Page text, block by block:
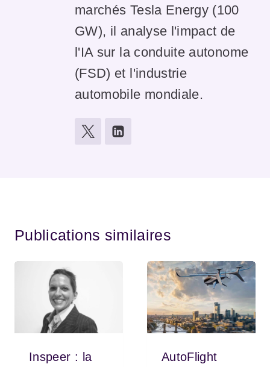
marchés Tesla Energy (100
GW), il analyse l'impact de
l'IA sur la conduite autonome
(FSD) et l'industrie
automobile mondiale.
Publications similaires
Inspeer : la
AutoFlight